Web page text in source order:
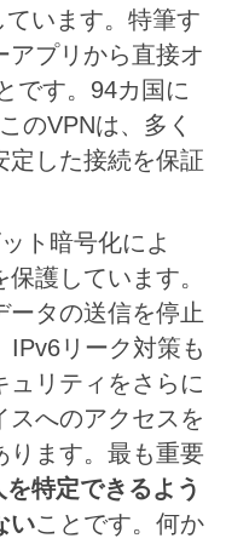
ています。特筆す
アプリから直接オ
です。94カ国に
のVPNは、多く
定した接続を保証
ト暗号化によ
護しています。
ータの送信を停止
IPv6リーク対策も
ュリティをさらに
スへのアクセスを
ります。最も重要
特定できるよう
いことです。何か